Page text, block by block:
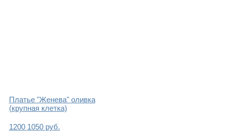
Платье "Женева" оливка
(крупная клетка)
1200 1050 руб.